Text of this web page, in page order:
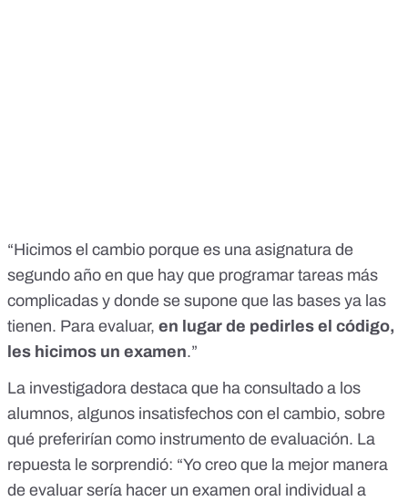
“Hicimos el cambio porque es una asignatura de
segundo año en que hay que programar tareas más
complicadas y donde se supone que las bases ya las
tienen. Para evaluar, en lugar de pedirles el código,
les hicimos un examen.”
La investigadora destaca que ha consultado a los
alumnos, algunos insatisfechos con el cambio, sobre
qué preferirían como instrumento de evaluación. La
repuesta le sorprendió: “Yo creo que la mejor manera
de evaluar sería hacer un examen oral individual a